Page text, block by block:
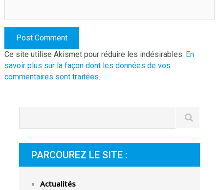
Ce site utilise Akismet pour réduire les indésirables. En
savoir plus sur la façon dont les données de vos
commentaires sont traitées.
PARCOUREZ LE SITE :
Actualités